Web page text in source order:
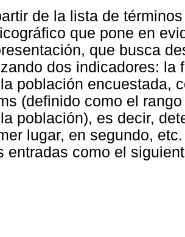
de la lista de
que pone en
que busca
dos indicadores: la
población encuestada,
(definido como el
población), es decir,
lugar, en segundo,
entradas como el